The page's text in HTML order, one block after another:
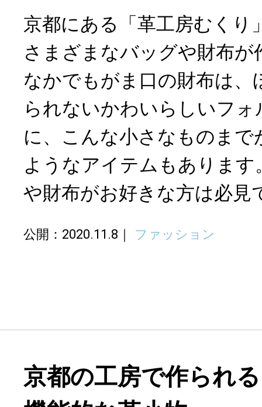
京都にある「革工房むくり
さまざまなバッグや財布
なかでもがま口の財布は、
られないかわいらしいフ
に、こんな小さなものまで
ようなアイテムもありま
や財布がお好きな方は必見
公開：2020.11.8 ファッション
京都の工房で作られ